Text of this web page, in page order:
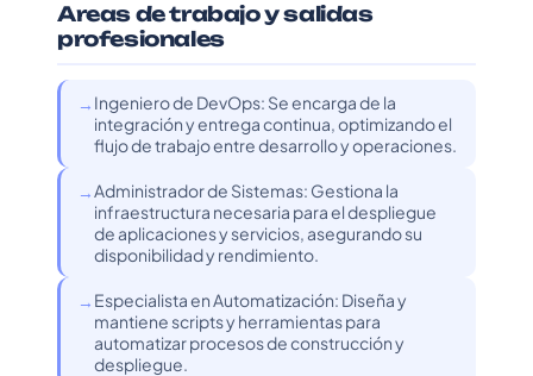
Areas de trabajo y salidas
profesionales
Ingeniero de DevOps: Se encarga de la
integración y entrega continua, optimizando el
flujo de trabajo entre desarrollo y operaciones.
Administrador de Sistemas: Gestiona la
infraestructura necesaria para el despliegue
de aplicaciones y servicios, asegurando su
disponibilidad y rendimiento.
Especialista en Automatización: Diseña y
mantiene scripts y herramientas para
automatizar procesos de construcción y
despliegue.